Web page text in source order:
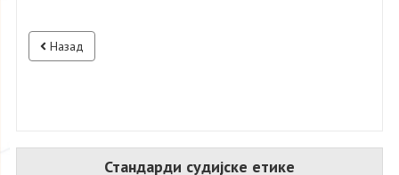
Назад
Стандарди судијске етике